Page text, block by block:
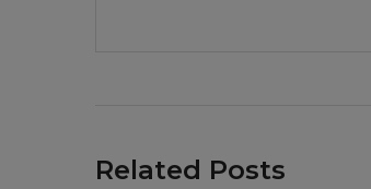
Related Posts